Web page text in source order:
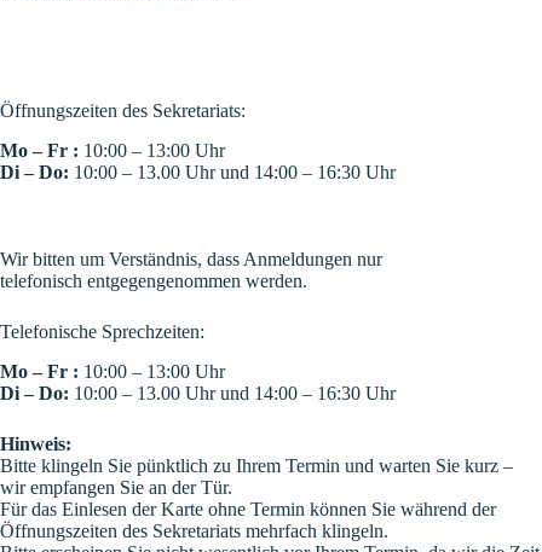
Öffnungszeiten des Sekretariats:
Mo – Fr : 10:00 – 13:00 Uhr
Di – Do: 10:00 – 13.00 Uhr und 14:00 – 16:30 Uhr
Wir bitten um Verständnis, dass Anmeldungen nur
telefonisch entgegengenommen werden.
Telefonische Sprechzeiten:
Mo – Fr : 10:00 – 13:00 Uhr
Di – Do: 10:00 – 13.00 Uhr und 14:00 – 16:30 Uhr
Hinweis:
Bitte klingeln Sie pünktlich zu Ihrem Termin und warten Sie kurz –
wir empfangen Sie an der Tür.
Für das Einlesen der Karte ohne Termin können Sie während der
Öffnungszeiten des Sekretariats mehrfach klingeln.